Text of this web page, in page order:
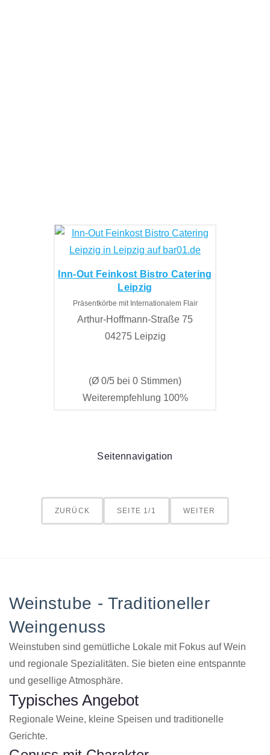
Inn-Out Feinkost Bistro Catering
Leipzig
Präsentkörbe mit Internationalem Flair
Arthur-Hoffmann-Straße 75
04275 Leipzig
(Ø 0/5 bei 0 Stimmen)
Weiterempfehlung 100%
Seitennavigation
ZURÜCK SEITE 1/1 WEITER
Weinstube - Traditioneller
Weingenuss
Weinstuben sind gemütliche Lokale mit Fokus auf Wein
und regionale Spezialitäten. Sie bieten eine entspannte
und gesellige Atmosphäre.
Typisches Angebot
Regionale Weine, kleine Speisen und traditionelle
Gerichte.